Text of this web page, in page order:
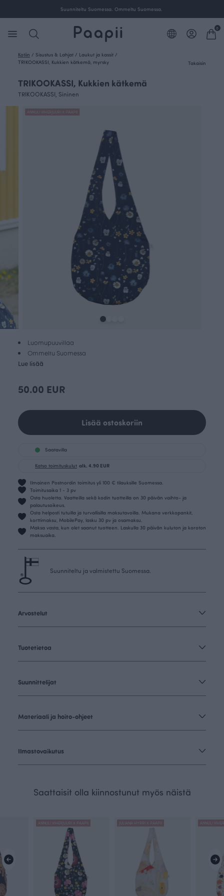
Suunniteltu Suomessa. Ommeltu Suomessa.
0
Kotiin / Sisustus & Lahjat / Laukut ja kassit /
TRIKOOKASSI, Kukkien kätkemä, myrsky
Takaisin
TRIKOOKASSI, Kukkien kätkemä
TRIKOOKASSI, Sininen
Luomupuuvillaa
Ommeltu Suomessa
Lue lisää
50.00 EUR
Lisää ostoskoriin
Saatavilla
Katso toimituskulut alk. 4.90 EUR
Ilmainen Postnordin toimitus yli 100 € tilauksille Suomessa.
Toimitusaika 1 - 3 pv
Osta huoletta. Vaatteilla sekä kodin tuotteilla on 30 päivän vaihto- ja
palautusoikeus.
Osta helposti tutuilla ja turvallisilla maksutavoilla. Mukana verkkopankit,
korttimaksu, MobilePay, lasku 30 pv ja osamaksu.
Maksa vasta, kun olet saanut tuotteen. Laskulla 30 päivän kuluton ja koroton
maksuaika.
Suunniteltu ja valmistettu Suomessa.
Arvostelut
Tuotetietoa
Suunnittelijat
Materiaali ja hoito-ohjeet
Ilmastovaikutus
Saattaisit olla kiinnostunut myös näistä
ANNULI VIHERJUURI X PAAPII JULIANA HYRRI X PAAPII ANNULI